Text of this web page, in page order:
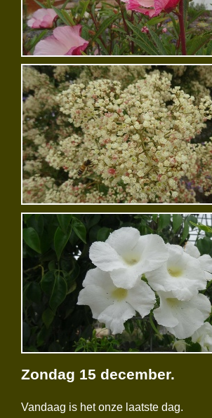
Zondag 15 december.
Vandaag is het onze laatste dag.